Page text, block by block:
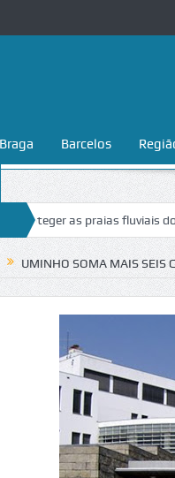
Braga Barcelos
as praias fluviais do concelho
UMINHO SOMA MAIS SEIS